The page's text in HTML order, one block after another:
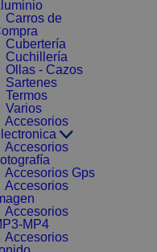
Carros de
Cubertería
Cuchillería
Ollas - Cazos
Sartenes
Termos
Varios
Accesorios
Accesorios
Accesorios Gps
Accesorios
Accesorios
MP4
Accesorios